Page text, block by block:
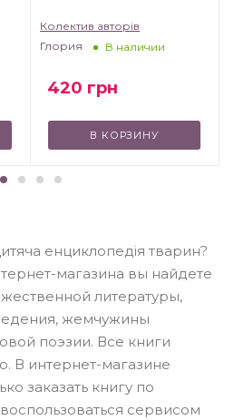
Колектив авторів
Глория
В наличии
420 грн
В КОРЗИНУ
енциклопедія тварин?
магазина вы найдете
литературы,
жемчужины
поэзии. Все книги
В интернет-магазине
заказать книгу по
сервисом